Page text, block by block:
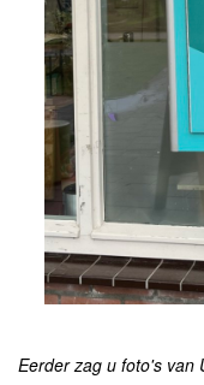
Eerder zag u foto's van